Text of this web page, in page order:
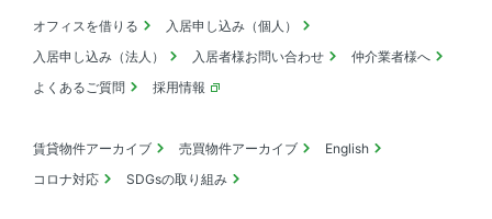
オフィスを借りる
入居申し込み（個人）
入居申し込み（法人）
入居者様お問い合わせ
仲介業者様へ
よくあるご質問
採用情報
賃貸物件アーカイブ 売買物件アーカイブ
English
コロナ対応
SDGsの取り組み